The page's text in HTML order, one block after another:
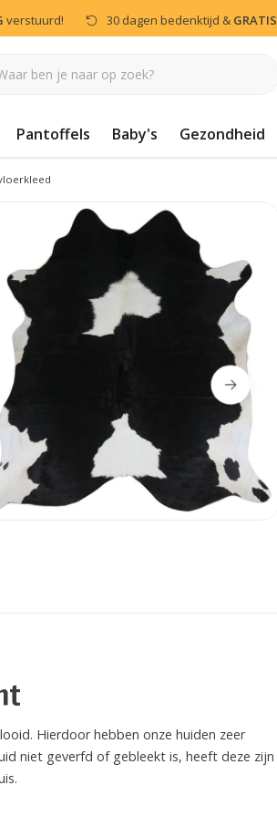
verstuurd! 30 dagen bedenktijd & GRATIS
Pantoffels Baby's Gezondheid
Hierdoor hebben onze huiden zeer
niet geverfd of gebleekt is, heeft deze zijn